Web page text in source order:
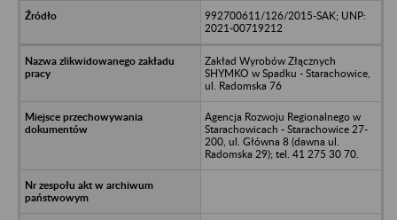
992700611/126/2015-SAK; UNP:
2021-00719212
Zakład Wyrobów Złącznych
SHYMKO w Spadku - Starachowice,
ul. Radomska 76
Agencja Rozwoju Regionalnego w
Starachowicach - Starachowice 27-
200, ul. Główna 8 (dawna ul.
Radomska 29); tel. 41 275 30 70.